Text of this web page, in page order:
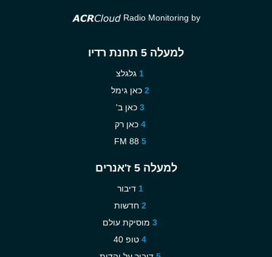
Radio Monitoring by
למעלה 5 תחנת רדיו
גלגלצ
כאן גימל
כאן ב'
כאן רק
88 FM
למעלה 5 ז'אנרים
דיבור
חדשות
מוסיקת עולם
טופ 40